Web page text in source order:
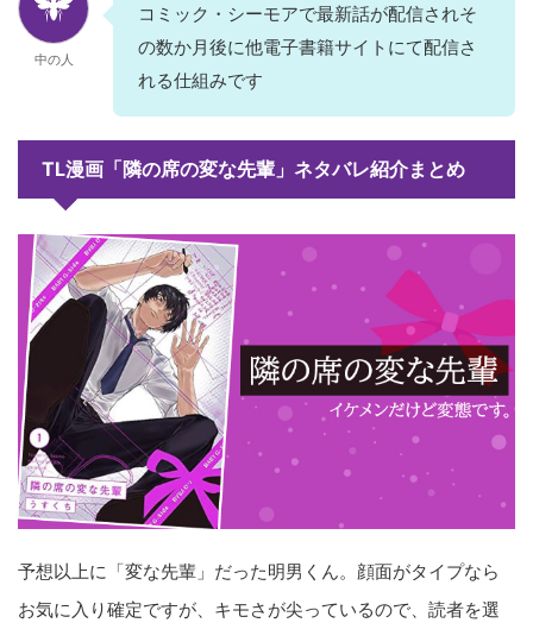
中の人
コミック・シーモアで最新話が配信されそ
の数か月後に他電子書籍サイトにて配信さ
れる仕組みです
TL漫画「隣の席の変な先輩」ネタバレ紹介まとめ
予想以上に「変な先輩」だった明男くん。顔面がタイプなら
お気に入り確定ですが、キモさが尖っているので、読者を選